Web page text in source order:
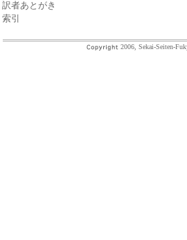
訳者あとがき
索引
2006, Sekai-Seiten-